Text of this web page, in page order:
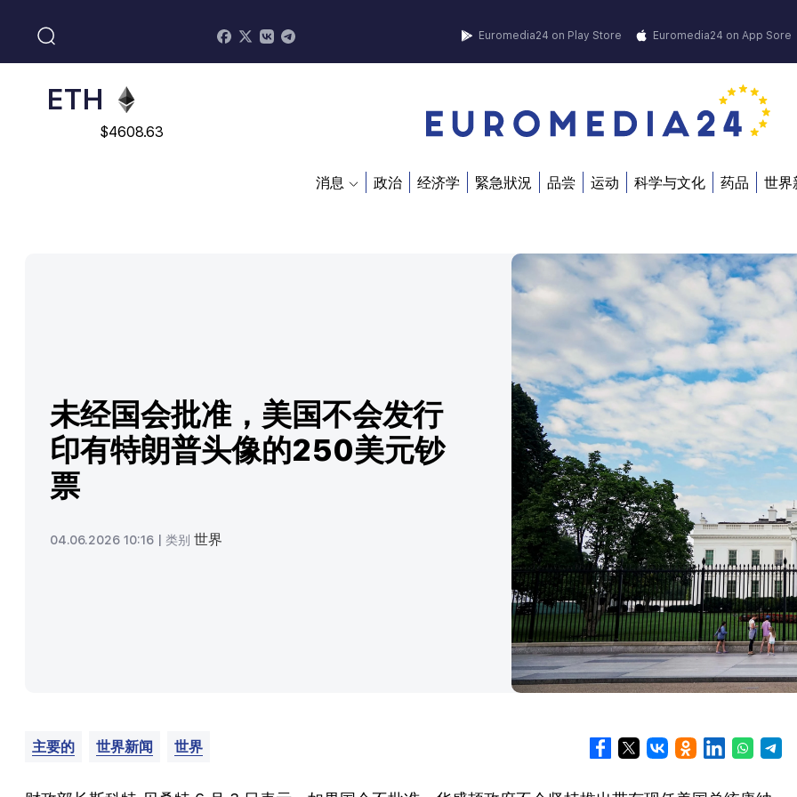
Euromedia24 on Play Store Euromedia24 on App Sore
ADA
$0.868816
ETH
$4608.63
消息 政治 经济学 緊急狀況 品尝 运动 科学与文化 药品 世界
未经国会批准，美国不会发行
印有特朗普头像的250美元钞
票
04.06.2026 10:16 | 类别 世界
主要的 世界新闻 世界